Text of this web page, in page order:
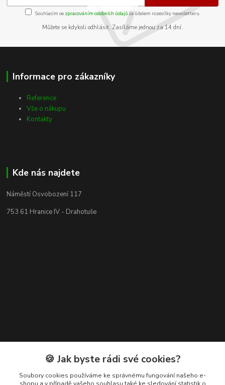
Souhlasím se zpracováním osobních údajůza účelem rozesílky newsletteru.
Můžete se kdykoli odhlásit. Zasíláme jednou za 14 dní.
Informace pro zákazníky
Reference
Vše o nákupu
Kontakty
Kde nás najdete
Náměstí Osvobození 117
753 61 Hranice IV - Drahotuše
Kontakty
+420 608 400 554
🍪 Jak byste rádi své cookies?
Soubory cookies používáme ke správnému fungování našeho e-